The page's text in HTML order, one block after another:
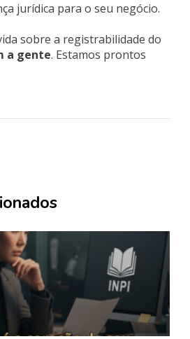
jurídica para o seu negócio.
sobre a registrabilidade do
a gente. Estamos prontos